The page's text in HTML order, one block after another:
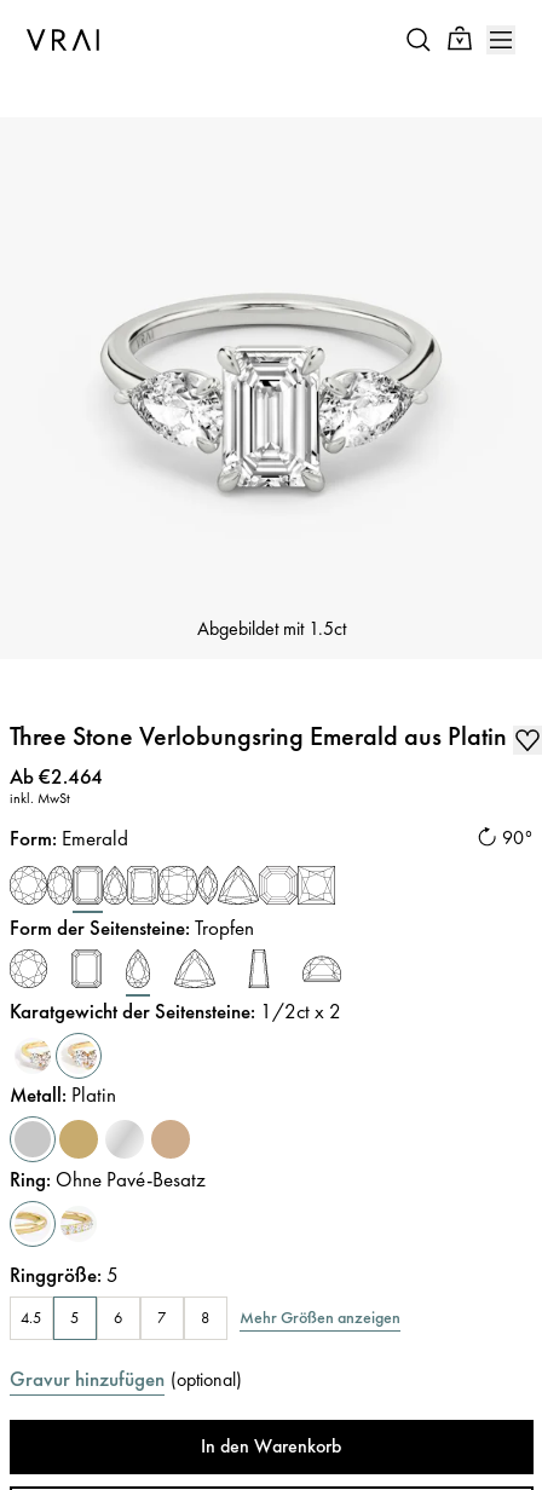
Abgebildet mit 1.5ct
Three Stone Verlobungsring Emerald aus Platin
Preis:
Ab €2.464
inkl. MwSt
90°
Form: Emerald
Form der Seitensteine: Tropfen
Karatgewicht der Seitensteine: 1/2ct x 2
Metall: Platin
Ring: Ohne Pavé-Besatz
Ringgröße: 5
4.5 5 6 7 8 Mehr Größen anzeigen
Gravur hinzufügen (optional)
In den Warenkorb